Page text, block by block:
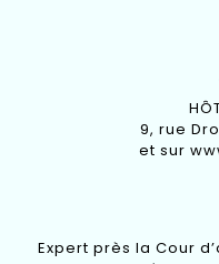
9, rue
et sur
Expert près la Cour